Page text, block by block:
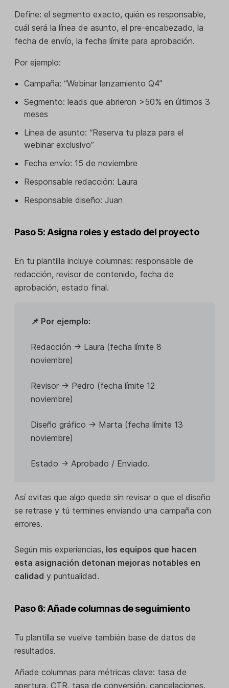
Define: el segmento exacto, quién es responsable,
cuál será la línea de asunto, el pre-encabezado, la
fecha de envío, la fecha límite para aprobación.
Por ejemplo:
Campaña: “Webinar lanzamiento Q4”
Segmento: leads que abrieron >50% en últimos 3
meses
Línea de asunto: “Reserva tu plaza para el
webinar exclusivo”
Fecha envío: 15 de noviembre
Responsable redacción: Laura
Responsable diseño: Juan
Paso 5: Asigna roles y estado del proyecto
En tu plantilla incluye columnas: responsable de
redacción, revisor de contenido, fecha de
aprobación, estado final.
📌 Por ejemplo:
Redacción → Laura (fecha límite 8
noviembre)
Revisor → Pedro (fecha límite 12
noviembre)
Diseño gráfico → Marta (fecha límite 13
noviembre)
Estado → Aprobado / Enviado.
Así evitas que algo quede sin revisar o que el diseño
se retrase y tú termines enviando una campaña con
errores.
Según mis experiencias, los equipos que hacen
esta asignación detonan mejoras notables en
calidad y puntualidad.
Paso 6: Añade columnas de seguimiento
Tu plantilla se vuelve también base de datos de
resultados.
Añade columnas para métricas clave: tasa de
apertura, CTR, tasa de conversión, cancelaciones.